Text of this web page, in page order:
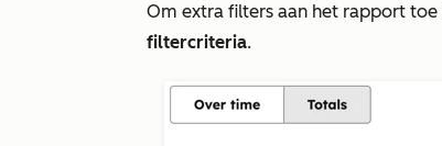
Om extra filters aan het rapport
filtercriteria.